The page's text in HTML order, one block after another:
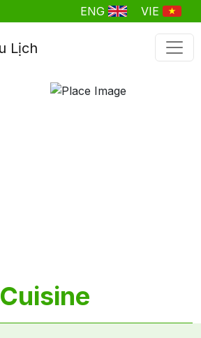
ENG VIE
Cuisine